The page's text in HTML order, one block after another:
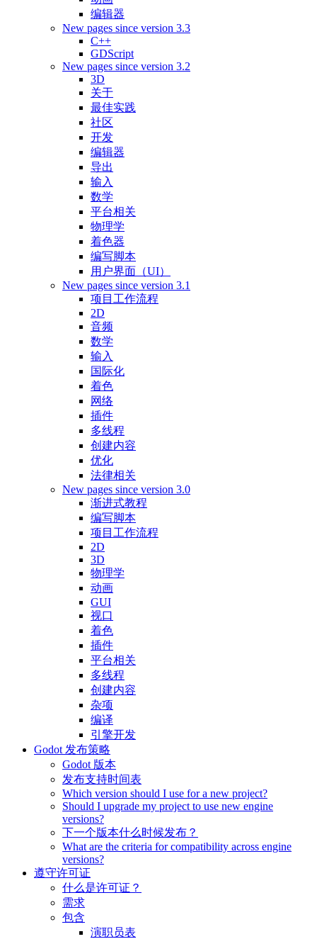
编辑器
New pages since version 3.3
C++
GDScript
New pages since version 3.2
3D
关于
最佳实践
社区
开发
编辑器
导出
输入
数学
平台相关
物理学
着色器
编写脚本
用户界面（UI）
New pages since version 3.1
项目工作流程
2D
音频
数学
输入
国际化
着色
网络
插件
多线程
创建内容
优化
法律相关
New pages since version 3.0
渐进式教程
编写脚本
项目工作流程
2D
3D
物理学
动画
GUI
视口
着色
插件
平台相关
多线程
创建内容
杂项
编译
引擎开发
Godot 发布策略
Godot 版本
发布支持时间表
Which version should I use for a new project?
Should I upgrade my project to use new engine
versions?
下一个版本什么时候发布？
What are the criteria for compatibility across engine
versions?
遵守许可证
什么是许可证？
需求
包含
演职员表